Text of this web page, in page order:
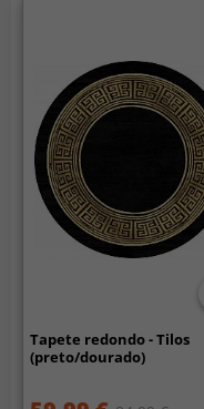
Tapete redondo - Tilos
(preto/dourado)